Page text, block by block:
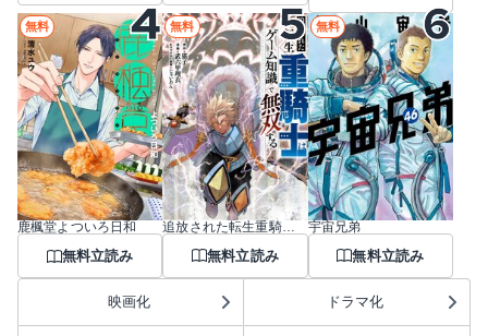
無料
鹿楓堂よついろ日和
無料立読み
無料
追放された転生重騎士はゲーム知識で無双する
無料立読み
無料
宇宙兄弟
無料立読み
映画化 ドラマ化